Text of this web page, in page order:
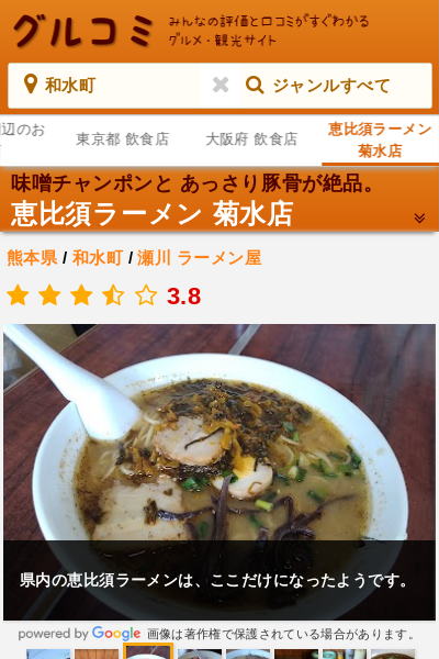
和水町 ジャンルすべて
のお
東京都 飲食店 大阪府 飲食店
恵比須ラーメン
菊水店
味噌チャンポンと あっさり豚骨が絶品。
恵比須ラーメン 菊水店
熊本県 / 和水町/瀬川
ラーメン屋
3.8
県内の恵比須ラーメンは、ここだけになったようです。
画像は著作権で保護されている場合があります。